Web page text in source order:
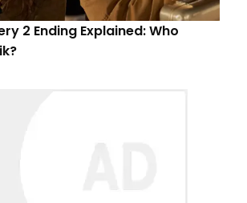
2 Ending Explained: Who